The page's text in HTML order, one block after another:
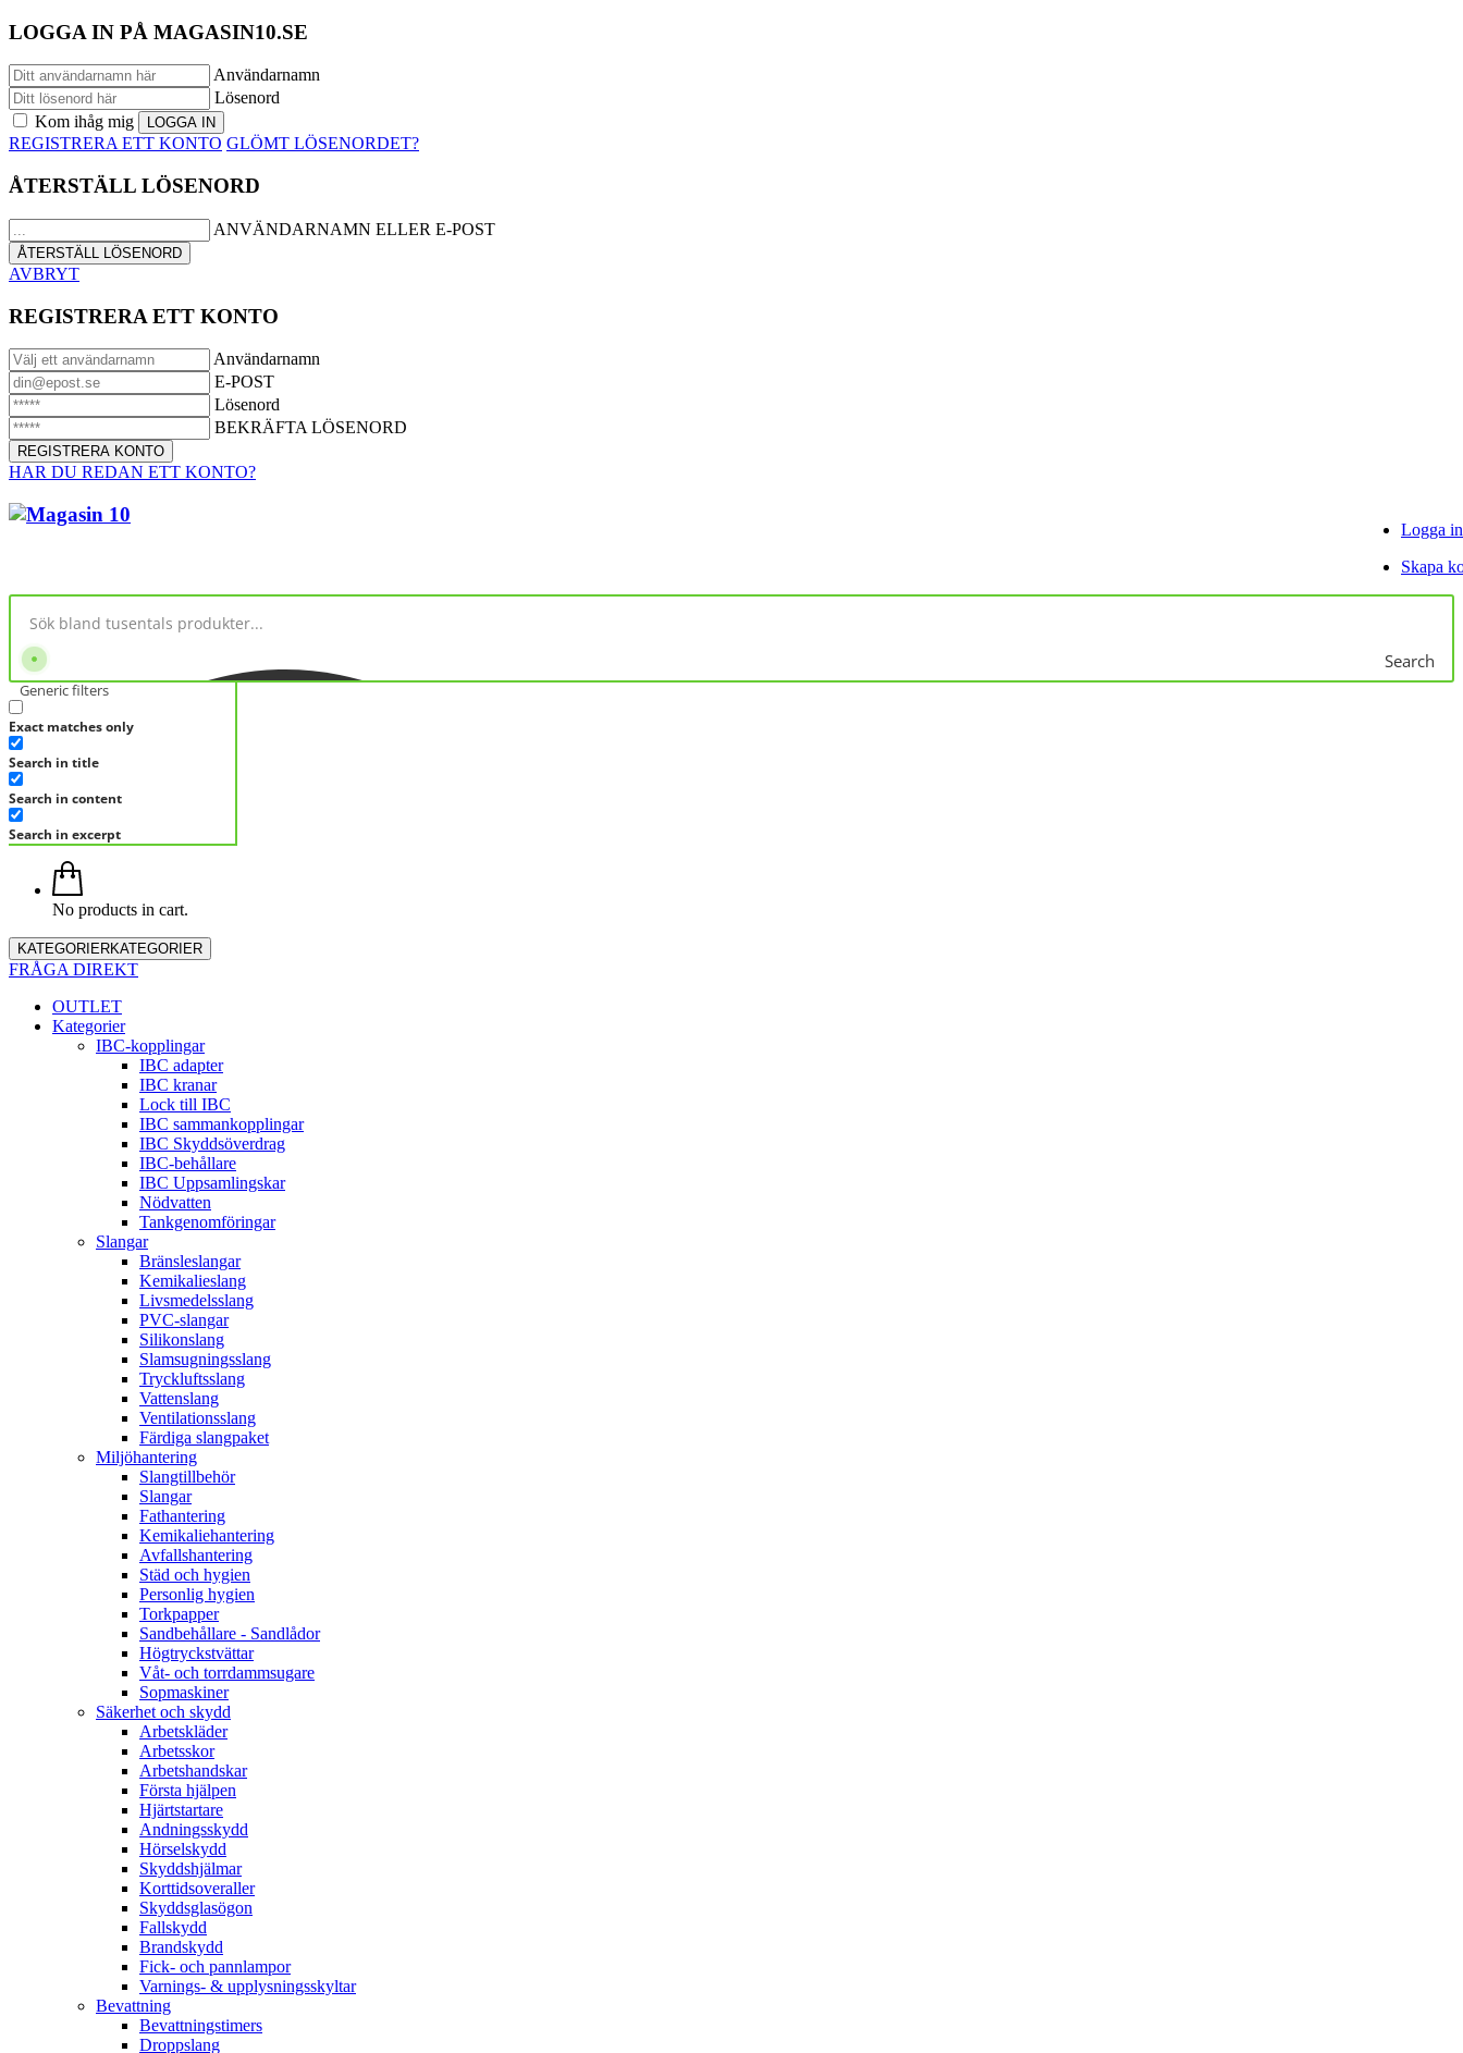
LOGGA IN PÅ MAGASIN10.SE
Användarnamn
Lösenord
Kom ihåg mig
REGISTRERA ETT KONTO GLÖMT LÖSENORDET?
ÅTERSTÄLL LÖSENORD
ANVÄNDARNAMN ELLER E-POST
AVBRYT
REGISTRERA ETT KONTO
Användarnamn
E-POST
Lösenord
BEKRÄFTA LÖSENORD
HAR DU REDAN ETT KONTO?
Logga in
Skapa
Search
Generic filters
Exact matches only
Search in title
Search in content
Search in excerpt
No products in cart.
KATEGORIERKATEGORIER
FRÅGA DIREKT
OUTLET
Kategorier
IBC-kopplingar
IBC adapter
IBC kranar
Lock till IBC
IBC sammankopplingar
IBC Skyddsöverdrag
IBC-behållare
IBC Uppsamlingskar
Nödvatten
Tankgenomföringar
Slangar
Bränsleslangar
Kemikalieslang
Livsmedelsslang
PVC-slangar
Silikonslang
Slamsugningsslang
Tryckluftsslang
Vattenslang
Ventilationsslang
Färdiga slangpaket
Miljöhantering
Slangtillbehör
Slangar
Fathantering
Kemikaliehantering
Avfallshantering
Städ och hygien
Personlig hygien
Torkpapper
Sandbehållare - Sandlådor
Högtryckstvättar
Våt- och torrdammsugare
Sopmaskiner
Säkerhet och skydd
Arbetskläder
Arbetsskor
Arbetshandskar
Första hjälpen
Hjärtstartare
Andningsskydd
Hörselskydd
Skyddshjälmar
Korttidsoveraller
Skyddsglasögon
Fallskydd
Brandskydd
Fick- och pannlampor
Varnings- & upplysningsskyltar
Bevattning
Bevattningstimers
Droppslang